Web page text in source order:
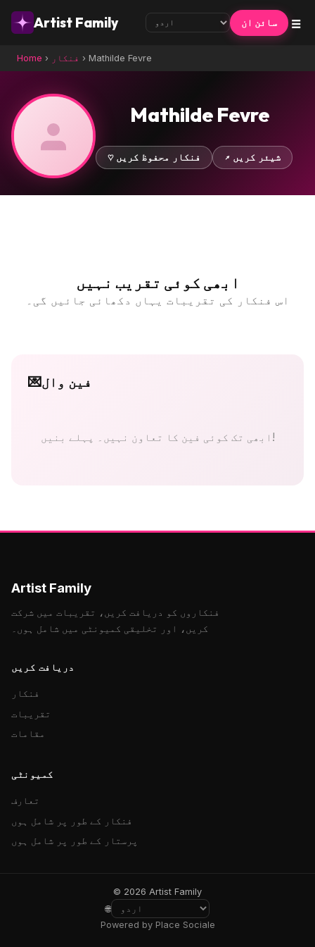
Artist Family سائن ان ☰
Home › فنکار › Mathilde Fevre
Mathilde Fevre
♡ فنکار محفوظ کریں ↗ شیئر کریں
ابھی کوئی تقریب نہیں
اس فنکار کی تقریبات یہاں دکھائی جائیں گی۔
💌فین وال
ابھی تک کوئی فین کا تعاون نہیں۔ پہلے بنیں!
Artist Family
فنکاروں کو دریافت کریں، تقریبات میں شرکت
کریں، اور تخلیقی کمیونٹی میں شامل ہوں۔
دریافت کریں
فنکار
تقریبات
مقامات
کمیونٹی
تعارف
فنکار کے طور پر شامل ہوں
پرستار کے طور پر شامل ہوں
© 2026 Artist Family
🌐
Powered by Place Sociale